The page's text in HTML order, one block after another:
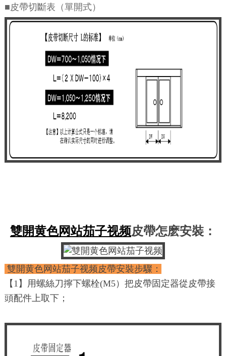
■皮帶切斷表（單開式）
雙開黄色网站茄子视频皮帶怎麽安裝：
雙開黄色网站茄子视频皮帶安裝步驟：
【1】用螺絲刀擰下螺栓(M5）把皮帶固定器從皮帶接
頭配件上取下；